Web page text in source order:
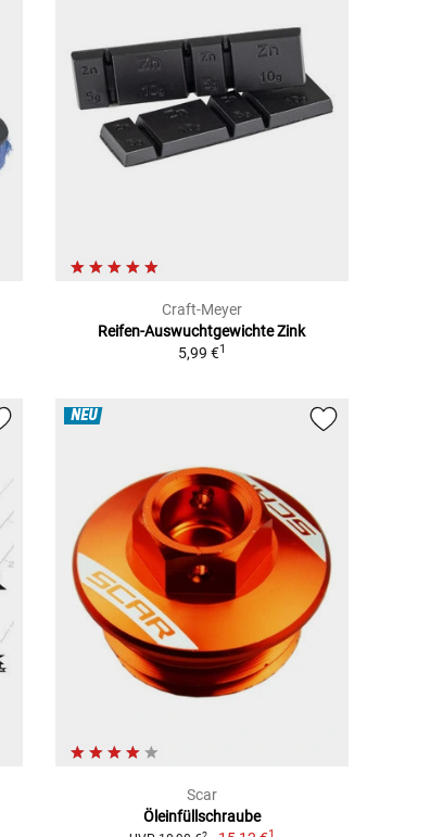
Craft-Meyer
Reifen-Auswuchtgewichte Zink
5,99 €1
NEU
Scar
Öleinfüllschraube
1